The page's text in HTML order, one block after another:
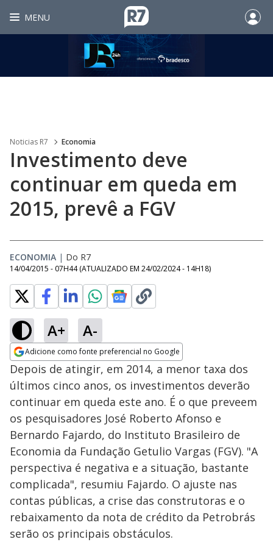
MENU
Noticias R7 Economia
Investimento deve
continuar em queda em
2015, prevê a FGV
ECONOMIA | Do R7
14/04/2015 - 07H44 (ATUALIZADO EM 24/02/2024 - 14H18)
A+ A-
Adicione como fonte preferencial no Google
Opens in new window
Depois de atingir, em 2014, a menor taxa dos
últimos cinco anos, os investimentos deverão
continuar em queda este ano. É o que preveem
os pesquisadores José Roberto Afonso e
Bernardo Fajardo, do Instituto Brasileiro de
Economia da Fundação Getulio Vargas (FGV). "A
perspectiva é negativa e a situação, bastante
complicada", resumiu Fajardo. O ajuste nas
contas públicas, a crise das construtoras e o
rebaixamento da nota de crédito da Petrobrás
serão os principais obstáculos.